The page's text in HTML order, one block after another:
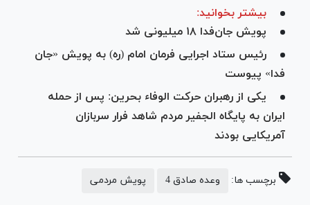
بیشتر بخوانید:
پویش جان‌فدا ۱۸ میلیونی شد
رئیس ستاد اجرایی فرمان امام (ره) به پویش «جان
فدا» پیوست
یکی از رهبران حرکت الوفاء بحرین: پس از حمله
ایران به پایگاه الجفیر مردم شاهد فرار سربازان
آمریکایی بودند
برچسب ها: وعده صادق 4 پویش مردمی